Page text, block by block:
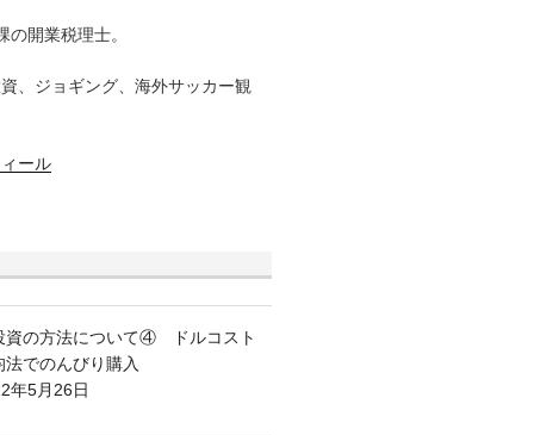
開業税理士。
、ジョギング、海外サッカー観
ール
資の方法について④ ドルコスト
法でのんびり購入
年5月26日